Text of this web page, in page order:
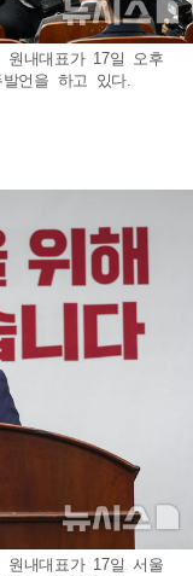
내대표가 17일 오후
언을 하고 있다.
내대표가 17일 서울